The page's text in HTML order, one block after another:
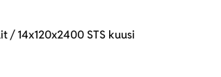
/ 14x120x2400 STS kuusi